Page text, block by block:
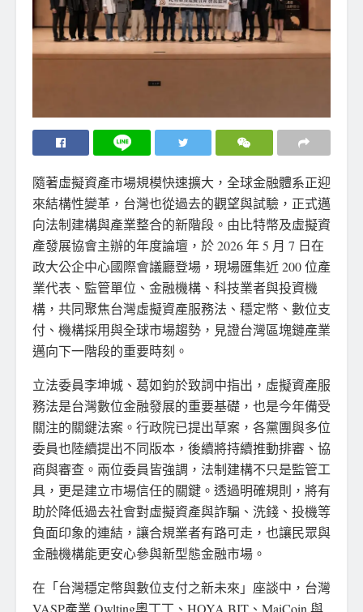
隨著虛擬資產市場規模快速擴大，全球金融體系正迎
來結構性變革，台灣也從過去的觀望與試驗，正式邁
向法制建構與產業整合的新階段。由比特幣及虛擬資
產發展協會主辦的年度論壇，於 2026 年 5 月 7 日在
政大公企中心國際會議廳登場，現場匯集近 200 位產
業代表、監管單位、金融機構、科技業者與投資機
構，共同聚焦台灣虛擬資產服務法、穩定幣、數位支
付、機構採用與全球市場趨勢，見證台灣區塊鏈產業
邁向下一階段的重要時刻。
立法委員李坤城、葛如鈞於致詞中指出，虛擬資產服
務法是台灣數位金融發展的重要基礎，也是今年備受
關注的關鍵法案。行政院已提出草案，各黨團與多位
委員也陸續提出不同版本，後續將持續推動排審、協
商與審查。兩位委員皆強調，法制建構不只是監管工
具，更是建立市場信任的關鍵。透過明確規則，將有
助於降低過去社會對虛擬資產與詐騙、洗錢、投機等
負面印象的連結，讓合規業者有路可走，也讓民眾與
金融機構能更安心參與新型態金融市場。
在「台灣穩定幣與數位支付之新未來」座談中，台灣
VASP產業 Owlting奧丁丁、HOYA BIT、MaiCoin 與